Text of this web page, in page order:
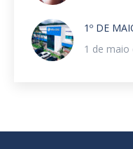
1º DE
1 de maio